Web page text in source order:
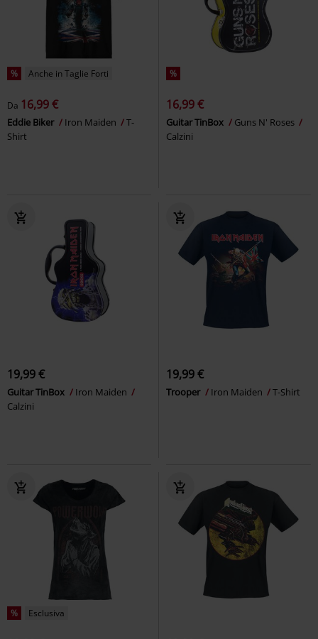
% Anche in Taglie Forti
Da 16,99 €
Eddie Biker Iron Maiden
T-
Shirt
%
16,99 €
Guitar TinBox
Guns N' Roses
Calzini
19,99 €
Guitar TinBox
Iron Maiden
Calzini
19,99 €
Trooper Iron Maiden T-Shirt
% Esclusiva